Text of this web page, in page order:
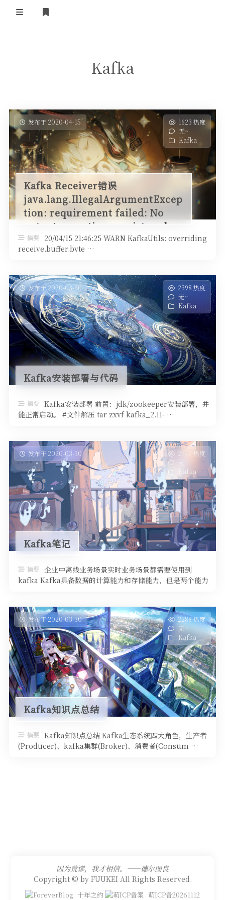
Kafka
发布于 2020-04-15
1623 热度
无~
Kafka
Kafka Receiver错误
java.lang.IllegalArgumentExcep
tion: requirement failed: No
output operations registered,
so nothing to execute
摘要
20/04/15 21:46:25 WARN KafkaUtils: overriding
receive.buffer.byte …
发布于 2020-03-30
2398 热度
无~
Kafka
Kafka安装部署与代码
摘要 Kafka安装部署 前置：jdk/zookeeper安装部署，并
能正常启动。 #文件解压 tar zxvf kafka_2.11- …
发布于 2020-03-30
2347 热度
无~
Kafka
Kafka笔记
摘要 企业中离线业务场景实时业务场景都需要使用到
kafka Kafka具备数据的计算能力和存储能力，但是两个能力
发布于 2020-03-30
2288 热度
无~
Kafka
Kafka知识点总结
摘要 Kafka知识点总结 Kafka生态系统四大角色，生产者
(Producer)、kafka集群(Broker)、消费者(Consum …
因为荒谬，我才相信。——德尔图良
Copyright © by FUUKEI All Rights Reserved.
十年之约 萌ICP备20261112